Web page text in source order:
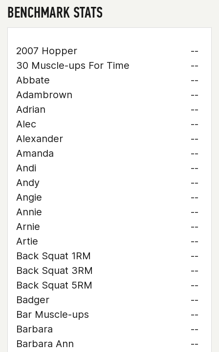
BENCHMARK STATS
2007 Hopper
--
30 Muscle-ups For Time
--
Abbate
--
Adambrown
--
Adrian
--
Alec
--
Alexander
--
Amanda
--
Andi
--
Andy
--
Angie
--
Annie
--
Arnie
--
Artie
--
Back Squat 1RM
--
Back Squat 3RM
--
Back Squat 5RM
--
Badger
--
Bar Muscle-ups
--
Barbara
--
Barbara Ann
--